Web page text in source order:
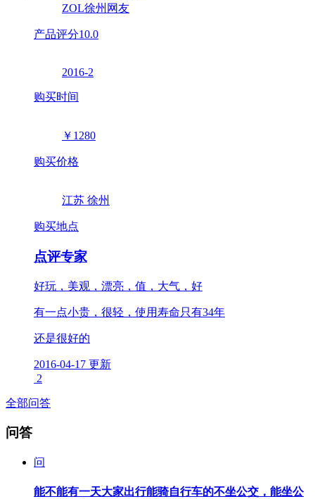
ZOL徐州网友
产品评分10.0
2016-2
购买时间
￥1280
购买价格
江苏 徐州
购买地点
点评专家
好玩，美观，漂亮，值，大气，好
有一点小贵，很轻，使用寿命只有34年
还是很好的
2016-04-17 更新
2
全部问答
问答
问
能不能有一天大家出行能骑自行车的不坐公交，能坐公